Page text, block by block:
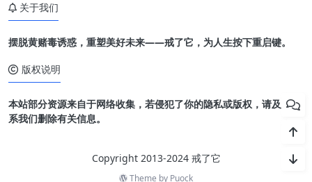
关于我们
摆脱黄赌毒诱惑，重塑美好未来——戒了它，为人生按下重启键。
版权说明
本站部分资源来自于网络收集，若侵犯了你的隐私或版权，请及时联
系我们删除有关信息。
Copyright 2013-2024 戒了它
Theme by Puock